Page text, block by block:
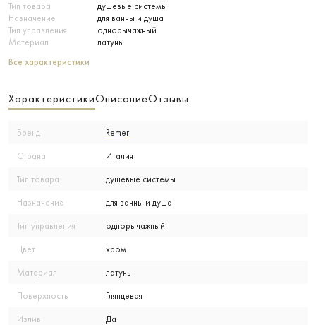
Тип товара
душевые системы
Назначение
для ванны и душа
Тип управления
однорычажный
Материал
латунь
Все характеристики
ХарактеристикиОписаниеОтзывы
Бренд Remer
Страна Италия
Тип товара душевые системы
Назначение для ванны и душа
Тип управления однорычажный
Цвет хром
Материал латунь
Поверхность Глянцевая
Излив Да